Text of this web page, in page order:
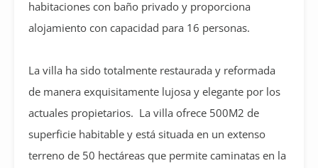
habitaciones con baño privado y proporciona
alojamiento con capacidad para 16 personas.
La villa ha sido totalmente restaurada y reformada
de manera exquisitamente lujosa y elegante por los
actuales propietarios. La villa ofrece 500M2 de
superficie habitable y está situada en un extenso
terreno de 50 hectáreas que permite caminatas en la